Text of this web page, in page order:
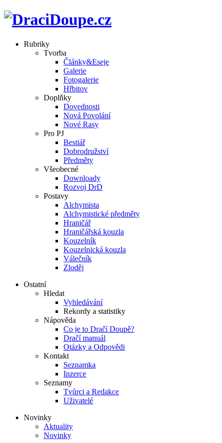
Rubriky
Tvorba
Články&Eseje
Galerie
Fotogalerie
Hřbitov
Doplňky
Dovednosti
Nová Povolání
Nové Rasy
Pro PJ
Bestiář
Dobrodružství
Předměty
Všeobecné
Downloady
Rozvoj DrD
Postavy
Alchymista
Alchymistické předměty
Hraničář
Hraničářská kouzla
Kouzelník
Kouzelnická kouzla
Válečník
Zloděj
Ostatní
Hledat
Vyhledávání
Rekordy a statistiky
Nápověda
Co je to Dračí Doupě?
Dračí manuál
Otázky a Odpovědi
Kontakt
Seznamka
Inzerce
Seznamy
Tvůrci a Redakce
Uživatelé
Novinky
Aktuality
Novinky